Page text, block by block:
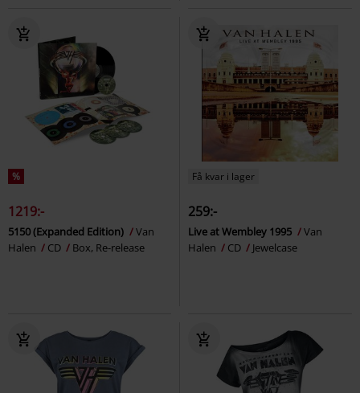
%
1219:-
5150 (Expanded Edition)
Van
Halen
CD Box, Re-release
Få kvar i lager
259:-
Live at Wembley 1995
Van
Halen
CD Jewelcase